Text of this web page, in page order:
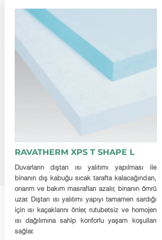
RAVATHERM XPS T SHAPE L
Duvarların dıştan ısı yalıtımı yapılması ile
binanın dış kabuğu sıcak tarafta kalacağından,
onarım ve bakım masrafları azalır, binanın ömrü
uzar. Dıştan ısı yalıtımı yapıyı tamamen sardığı
için ısı kaçaklarını önler, rutubetsiz ve homojen
ısı dağılımına sahip konforlu yaşam koşulları
sağlar.